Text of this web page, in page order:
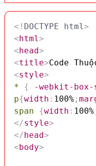
<! DOCTYPE html>
<html>
<head>
<title>Code
<style>
*
{ -webkit-
p{width : 100%;
span
{width : 100%
</style>
</head>
<body>